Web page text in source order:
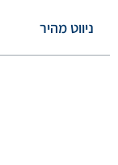
ניווט מהיר